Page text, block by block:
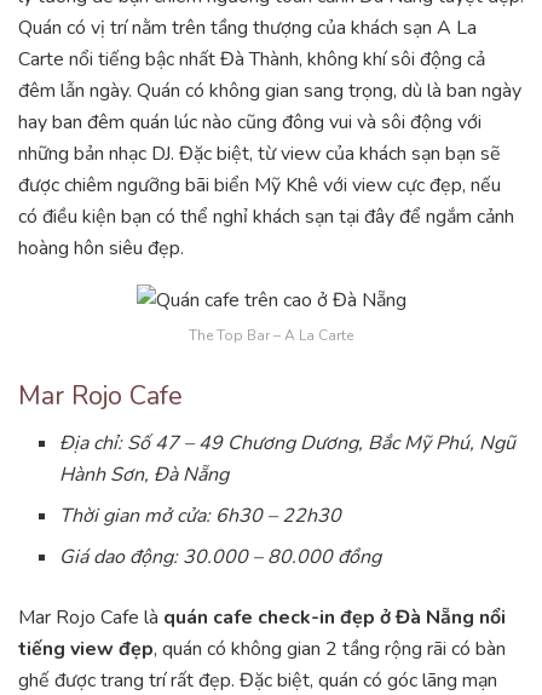
Quán có vị trí nằm trên tầng thượng của khách sạn A La
Carte nổi tiếng bậc nhất Đà Thành, không khí sôi động cả
đêm lẫn ngày. Quán có không gian sang trọng, dù là ban ngày
hay ban đêm quán lúc nào cũng đông vui và sôi động với
những bản nhạc DJ. Đặc biệt, từ view của khách sạn bạn sẽ
được chiêm ngưỡng bãi biển Mỹ Khê với view cực đẹp, nếu
có điều kiện bạn có thể nghỉ khách sạn tại đây để ngắm cảnh
hoàng hôn siêu đẹp.
The Top Bar – A La Carte
Mar Rojo Cafe
Địa chỉ: Số 47 – 49 Chương Dương, Bắc Mỹ Phú, Ngũ
Hành Sơn, Đà Nẵng
Thời gian mở cửa: 6h30 – 22h30
Giá dao động: 30.000 – 80.000 đồng
Mar Rojo Cafe là quán cafe check-in đẹp ở Đà Nẵng nổi
tiếng view đẹp, quán có không gian 2 tầng rộng rãi có bàn
ghế được trang trí rất đẹp. Đặc biệt, quán có góc lãng mạn